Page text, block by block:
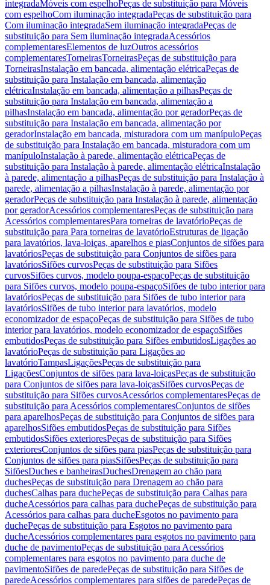
integradaMóveis com espelhoPeças de substituição para Móveis
com espelhoCom iluminação integradaPeças de substituição para
Com iluminação integradaSem iluminação integradaPeças de
substituição para Sem iluminação integradaAcessórios
complementaresElementos de luzOutros acessórios
complementaresTorneirasTorneirasPeças de substituição para
TorneirasInstalação em bancada, alimentação elétricaPeças de
substituição para Instalação em bancada, alimentação
elétricaInstalação em bancada, alimentação a pilhasPeças de
substituição para Instalação em bancada, alimentação a
pilhasInstalação em bancada, alimentação por geradorPeças de
substituição para Instalação em bancada, alimentação por
geradorInstalação em bancada, misturadora com um manípuloPeças
de substituição para Instalação em bancada, misturadora com um
manípuloInstalação à parede, alimentação elétricaPeças de
substituição para Instalação à parede, alimentação elétricaInstalação
à parede, alimentação a pilhasPeças de substituição para Instalação à
parede, alimentação a pilhasInstalação à parede, alimentação por
geradorPeças de substituição para Instalação à parede, alimentação
por geradorAcessórios complementaresPeças de substituição para
Acessórios complementaresPara torneiras de lavatórioPeças de
substituição para Para torneiras de lavatórioEstruturas de ligação
para lavatórios, lava-loiças, aparelhos e piasConjuntos de sifões para
lavatóriosPeças de substituição para Conjuntos de sifões para
lavatóriosSifões curvosPeças de substituição para Sifões
curvosSifões curvos, modelo poupa-espaçoPeças de substituição
para Sifões curvos, modelo poupa-espaçoSifões de tubo interior para
lavatóriosPeças de substituição para Sifões de tubo interior para
lavatóriosSifões de tubo interior para lavatórios, modelo
economizador de espaçoPeças de substituição para Sifões de tubo
interior para lavatórios, modelo economizador de espaçoSifões
embutidosPeças de substituição para Sifões embutidosLigações ao
lavatórioPeças de substituição para Ligações ao
lavatórioTampasLigaçõesPeças de substituição para
LigaçõesConjuntos de sifões para lava-loiçasPeças de substituição
para Conjuntos de sifões para lava-loiçasSifões curvosPeças de
substituição para Sifões curvosAcessórios complementaresPeças de
substituição para Acessórios complementaresConjuntos de sifões
para aparelhosPeças de substituição para Conjuntos de sifões para
aparelhosSifões embutidosPeças de substituição para Sifões
embutidosSifões exterioresPeças de substituição para Sifões
exterioresConjuntos de sifões para piasPeças de substituição para
Conjuntos de sifões para piasSifõesPeças de substituição para
SifõesDuches e banheirasDuchesDrenagem ao chão para
duchesPeças de substituição para Drenagem ao chão para
duchesCalhas para duchePeças de substituição para Calhas para
ducheAcessórios para calhas para duchePeças de substituição para
Acessórios para calhas para ducheEsgotos no pavimento para
duchePeças de substituição para Esgotos no pavimento para
ducheAcessórios complementares para esgotos no pavimento para
duche de pavimentoPeças de substituição para Acessórios
complementares para esgotos no pavimento para duche de
pavimentoSifões de paredePeças de substituição para Sifões de
paredeAcessórios complementares para sifões de paredePeças de